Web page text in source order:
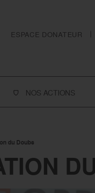
ESPACE DONATEUR
NOS ACTIONS
International
du Doubs